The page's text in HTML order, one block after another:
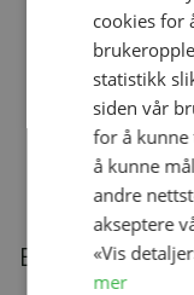
Beskrivelse
Organizer,
Vegansk Skinn,
kr 429,00
cookies for
statistikk
siden vår
for å
å kunne
andre
akseptere
«Vis
mer